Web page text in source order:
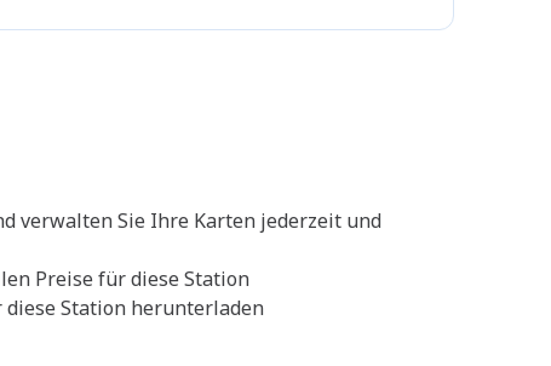
verwalten Sie Ihre Karten jederzeit und
Preise für diese Station
diese Station herunterladen